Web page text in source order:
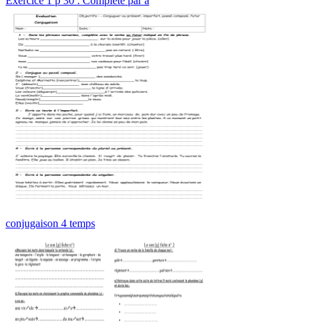
conjugaison 4 temps